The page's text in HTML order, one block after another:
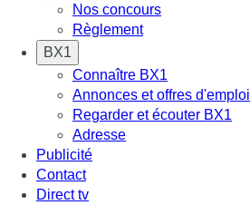
Nos concours
Règlement
BX1
Connaître BX1
Annonces et offres d'emploi
Regarder et écouter BX1
Adresse
Publicité
Contact
Direct tv